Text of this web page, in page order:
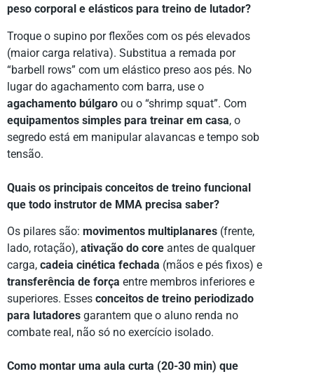
peso corporal e elásticos para treino de lutador?
Troque o supino por flexões com os pés elevados
(maior carga relativa). Substitua a remada por
“barbell rows” com um elástico preso aos pés. No
lugar do agachamento com barra, use o
agachamento búlgaro ou o “shrimp squat”. Com
equipamentos simples para treinar em casa, o
segredo está em manipular alavancas e tempo sob
tensão.
Quais os principais conceitos de treino funcional
que todo instrutor de MMA precisa saber?
Os pilares são: movimentos multiplanares (frente,
lado, rotação), ativação do core antes de qualquer
carga, cadeia cinética fechada (mãos e pés fixos) e
transferência de força entre membros inferiores e
superiores. Esses conceitos de treino periodizado
para lutadores garantem que o aluno renda no
combate real, não só no exercício isolado.
Como montar uma aula curta (20-30 min) que